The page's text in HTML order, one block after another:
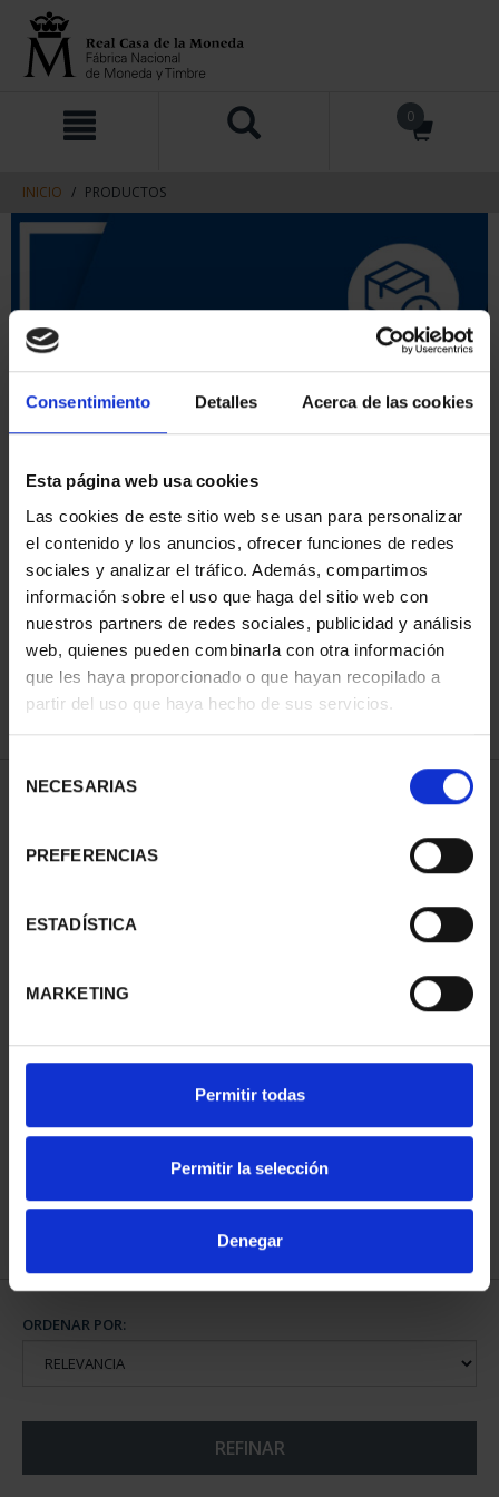
Consentimiento Detalles Acerca de las cookies
Esta página web usa cookies
Las cookies de este sitio web se usan para personalizar
el contenido y los anuncios, ofrecer funciones de redes
sociales y analizar el tráfico. Además, compartimos
información sobre el uso que haga del sitio web con
nuestros partners de redes sociales, publicidad y análisis
web, quienes pueden combinarla con otra información
que les haya proporcionado o que hayan recopilado a
partir del uso que haya hecho de sus servicios.
NECESARIAS
PREFERENCIAS
ESTADÍSTICA
MARKETING
Permitir todas
Permitir la selección
Denegar
contenido
navegacin
0
INICIO PRODUCTOS
ORDENAR POR:
REFINAR
1 Productos encontrados
CIUDADES PATRIMONIO
73,00 €
ORDENAR POR:
REFINAR